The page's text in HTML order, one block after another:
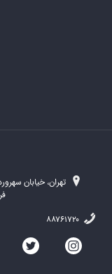
تهران، خیابان